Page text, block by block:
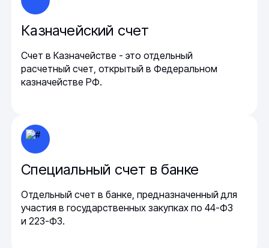
Казначейский счет
Счет в Казначействе - это отдельный
расчетный счет, открытый в Федеральном
казначействе РФ.
Специальный счет в банке
Отдельный счет в банке, предназначенный для
участия в государственных закупках по 44-ФЗ
и 223-ФЗ.